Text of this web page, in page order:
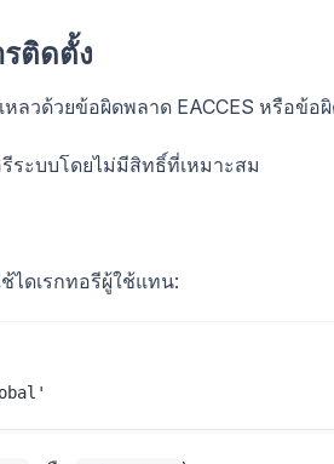
รติดตั้ง
หลวด้วยข้อผิดพลาด EACCES หรือข้
รีระบบโดยไม่มีสิทธิ์ที่เหมาะสม
ไดเรกทอรีผู้ใช้แทน: